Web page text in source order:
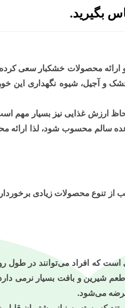
بگیرید.
ارائه محصولات خشکبار سعی
و آجیل، شیوه نگهداری این
ارزش غذایی نیز بسیار مهم
سالم محسوب شود، لذا ارائه
از تنوع محصولات زیادی
که افراد می‌توانند در طول
شیرین و بافت بسیار نرمی
می‌شود.